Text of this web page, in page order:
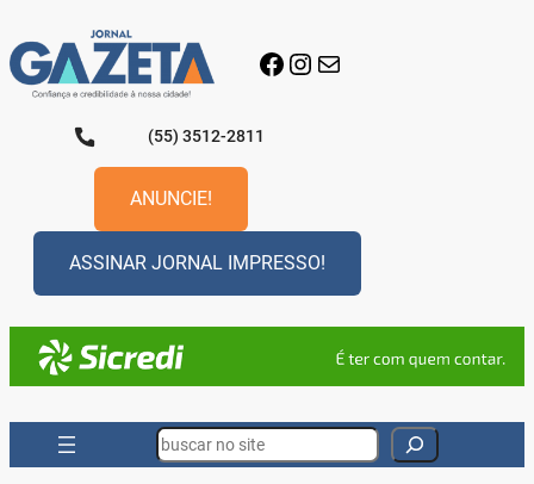
para
o
conteúdo
Facebook
Instagram
E-mail
(55) 3512-2811
ANUNCIE!
ASSINAR JORNAL IMPRESSO!
Search